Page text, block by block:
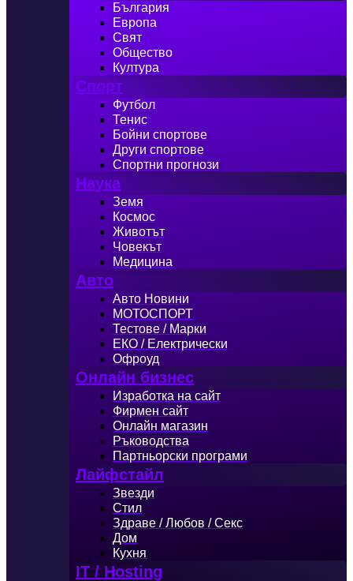
България
Европа
Свят
Общество
Култура
Спорт
Футбол
Тенис
Бойни спортове
Други спортове
Спортни прогнози
Наука
Земя
Космос
Животът
Човекът
Медицина
Авто
Авто Новини
МОТОСПОРТ
Тестове / Марки
ЕКО / Електрически
Офроуд
Онлайн бизнес
Изработка на сайт
Фирмен сайт
Онлайн магазин
Ръководства
Партньорски програми
Лайфстайл
Звезди
Стил
Здраве / Любов / Секс
Дом
Кухня
IT / Hosting